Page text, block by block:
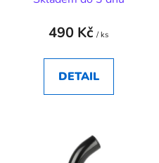
490 Kč / ks
DETAIL